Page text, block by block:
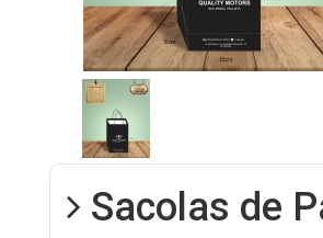
Sacolas de